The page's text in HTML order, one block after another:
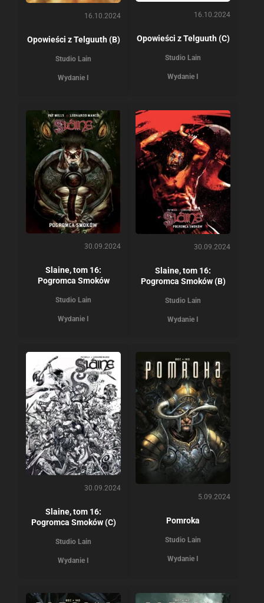
16.10.2024
Opowieści z Telguuth (B)
Studio Lain
Wydanie I
16.10.2024
Opowieści z Telguuth (C)
Studio Lain
Wydanie I
30.09.2024
Slaine, tom 16:
Pogromca Smoków
Studio Lain
Wydanie I
30.09.2024
Slaine, tom 16:
Pogromca Smoków (B)
Studio Lain
Wydanie I
30.09.2024
Slaine, tom 16:
Pogromca Smoków (C)
Studio Lain
Wydanie I
5.09.2024
Pomroka
Studio Lain
Wydanie I